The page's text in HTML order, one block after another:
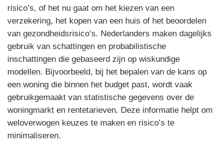
risico’s, of het nu gaat om het kiezen van een
verzekering, het kopen van een huis of het beoordelen
van gezondheidsrisico’s. Nederlanders maken dagelijks
gebruik van schattingen en probabilistische
inschattingen die gebaseerd zijn op wiskundige
modellen. Bijvoorbeeld, bij het bepalen van de kans op
een woning die binnen het budget past, wordt vaak
gebruikgemaakt van statistische gegevens over de
woningmarkt en rentetarieven. Deze informatie helpt om
weloverwogen keuzes te maken en risico’s te
minimaliseren.